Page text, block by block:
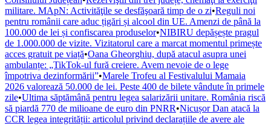
militare. MApN: Activităţile se desfăşoară timp de o zi•Reguli noi
pentru românii care aduc țigări și alcool din UE. Amenzi de până la
100.000 de lei și confiscarea produselor•NIBIRU depășește pragul
de 1.000.000 de vizite. Vizitatorul care a marcat momentul primește
acces gratuit pe viață•Oana Gheorghiu, după atacul asupra unei
ambulanțe: „TikTok-ul fură creiere. Avem nevoie de o lege
împotriva dezinformării”•Marele Trofeu al Festivalului Mamaia
2026 valorează 50.000 de lei. Peste 400 de bilete vândute în primele
zile•Ultima săptămână pentru legea salarizării unitare. România riscă
să piardă 770 de milioane de euro din PNRR•Nicușor Dan atacă la
CCR legea integrității: articolul privind declarațiile de avere ale